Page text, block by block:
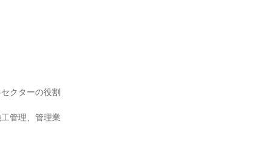
クターの役割
管理、管理業